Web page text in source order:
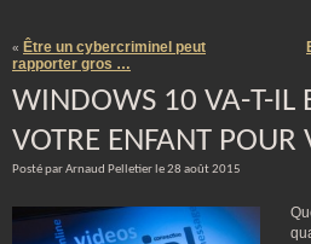
« Être un cybercriminel peut
rapporter gros …
WINDOWS 10 VA-T-IL
VOTRE ENFANT POUR
Posté par Arnaud Pelletier le 28 août 2015